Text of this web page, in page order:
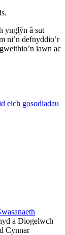
ynglŷn â sut
ni’n defnyddio’r
iawn ac
eich gosodiadau
a Diogelwch
Cynnar